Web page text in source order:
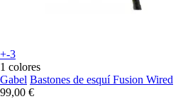
+-3
1 colores
Gabel Bastones de esquí Fusion Wired
99,00 €